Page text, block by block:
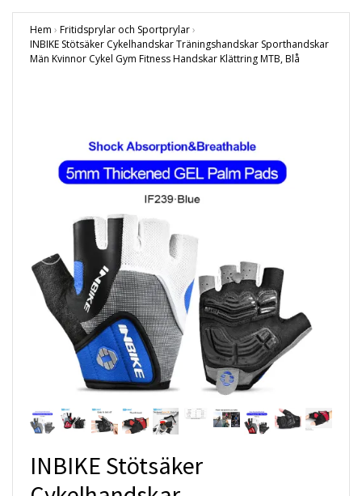
Hem › Fritidsprylar och Sportprylar›
INBIKE Stötsäker Cykelhandskar Träningshandskar Sporthandskar
Män Kvinnor Cykel Gym Fitness Handskar Klättring MTB, Blå
INBIKE Stötsäker